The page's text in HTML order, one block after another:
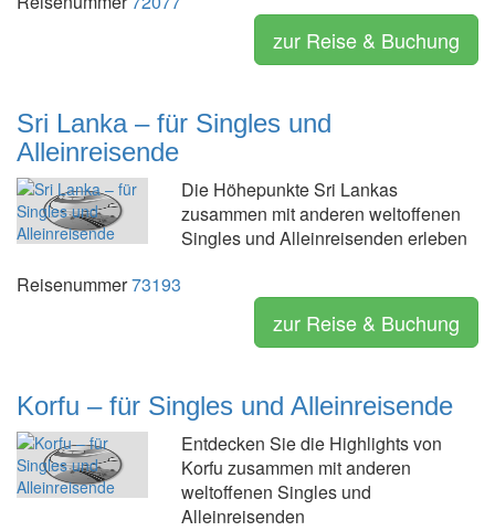
zur Reise & Buchung
Sri Lanka – für Singles und
Alleinreisende
Die Höhepunkte Sri Lankas
zusammen mit anderen weltoffenen
Singles und Alleinreisenden erleben
Reisenummer73193
zur Reise & Buchung
Korfu – für Singles und Alleinreisende
Entdecken Sie die Highlights von
Korfu zusammen mit anderen
weltoffenen Singles und
Alleinreisenden